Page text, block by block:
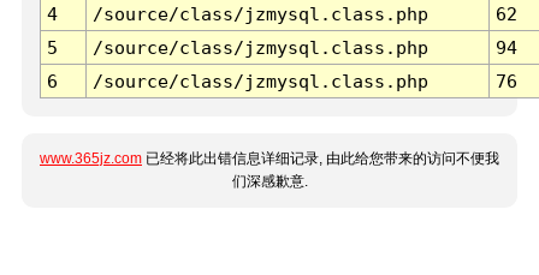
4
/source/class/jzmysql.class.php
62
5
/source/class/jzmysql.class.php
94
6
/source/class/jzmysql.class.php 76
www.365jz.com 已经将此出错信息详细记录, 由此给您带来的访问不便我
们深感歉意.